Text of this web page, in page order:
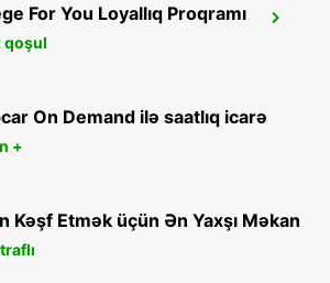
SNCF
For You Loyallıq Proqramı
qoşul
On Demand ilə saatlıq icarə
+
Kəşf Etmək üçün Ən Yaxşı Məkan